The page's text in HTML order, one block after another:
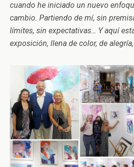
cuando he iniciado un nuevo
cambio. Partiendo de mí, sin
límites, sin expectativas… Y aquí
exposición, llena de color, de